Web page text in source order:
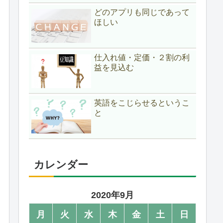
どのアプリも同じであって
ほしい
仕入れ値・定価・２割の利
益を見込む
英語をこじらせるというこ
と
カレンダー
2020年9月
月
火 水 木 金 土 日